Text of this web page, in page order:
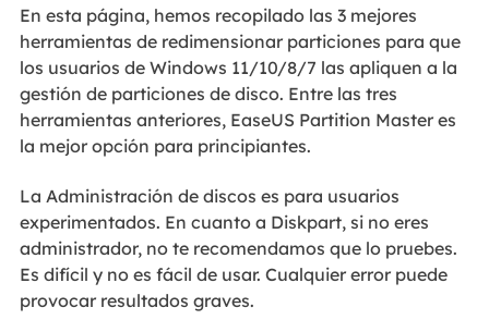
En esta página, hemos recopilado las 3 mejores
herramientas de redimensionar particiones para que
los usuarios de Windows 11/10/8/7 las apliquen a la
gestión de particiones de disco. Entre las tres
herramientas anteriores, EaseUS Partition Master es
la mejor opción para principiantes.
La Administración de discos es para usuarios
experimentados. En cuanto a Diskpart, si no eres
administrador, no te recomendamos que lo pruebes.
Es difícil y no es fácil de usar. Cualquier error puede
provocar resultados graves.